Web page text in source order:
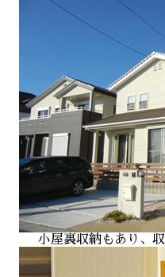
小屋裏収納もあり、